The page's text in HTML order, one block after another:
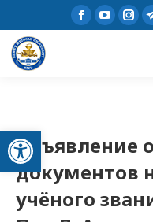
Открыть панель
Объявление
документов
учёного